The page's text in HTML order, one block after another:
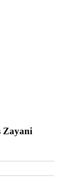
Zayani